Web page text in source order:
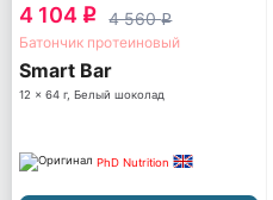
4 104 q 4 560q
Батончик протеиновый
Smart Bar
12 x 64 г, Белый шоколад
PhD Nutrition